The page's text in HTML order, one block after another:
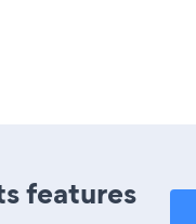
features